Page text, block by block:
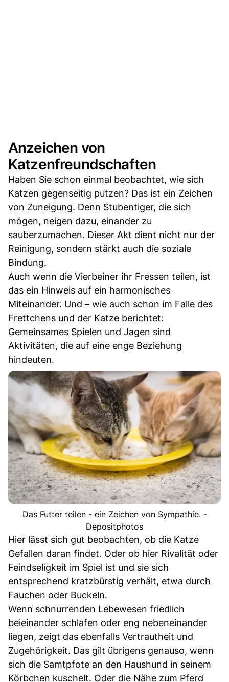
Anzeichen von
Katzenfreundschaften
Haben Sie schon einmal beobachtet, wie sich
Katzen gegenseitig putzen? Das ist ein Zeichen
von Zuneigung. Denn Stubentiger, die sich
mögen, neigen dazu, einander zu
sauberzumachen. Dieser Akt dient nicht nur der
Reinigung, sondern stärkt auch die soziale
Bindung.
Auch wenn die Vierbeiner ihr Fressen teilen, ist
das ein Hinweis auf ein harmonisches
Miteinander. Und – wie auch schon im Falle des
Frettchens und der Katze berichtet:
Gemeinsames Spielen und Jagen sind
Aktivitäten, die auf eine enge Beziehung
hindeuten.
Das Futter teilen - ein Zeichen von Sympathie. -
Depositphotos
Hier lässt sich gut beobachten, ob die Katze
Gefallen daran findet. Oder ob hier Rivalität oder
Feindseligkeit im Spiel ist und sie sich
entsprechend kratzbürstig verhält, etwa durch
Fauchen oder Buckeln.
Wenn schnurrenden Lebewesen friedlich
beieinander schlafen oder eng nebeneinander
liegen, zeigt das ebenfalls Vertrautheit und
Zugehörigkeit. Das gilt übrigens genauso, wenn
sich die Samtpfote an den Haushund in seinem
Körbchen kuschelt. Oder die Nähe zum Pferd